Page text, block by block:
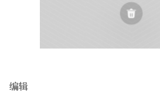
编辑